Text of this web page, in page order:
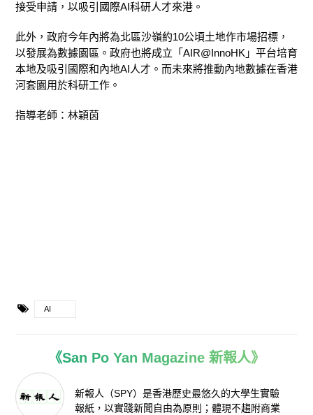
接受申請，以吸引國際AI科研人才來港。
此外， 政府今年內將為北區沙嶺約10公頃土地作市場招標，
以發展為數據園區。政府也將成立「AIR@InnoHK」平台培育
本地及吸引國際和內地AI人才。而未來將推動內地數據在香港
河套園用於科研工作。
指導老師：林穎茵
AI
《San Po Yan Magazine 新報人》
新報人（SPY）是香港歷史最悠久的大學生實驗
報紙，以實踐新聞自由為原則；體現不趨附商業